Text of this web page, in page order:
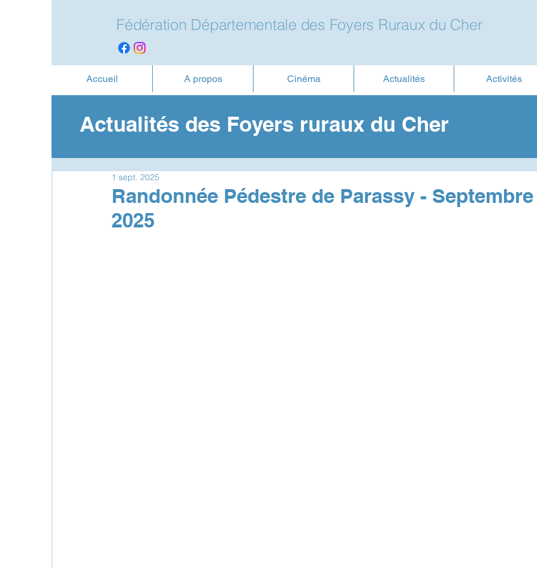
Fédération Départementale des Foyers Ruraux du Cher
Accueil A propos Cinéma Actualités Activités
Actualités des Foyers ruraux du Cher
Randonnée Pédestre de Parassy - Septembre
2025
1 sept. 2025